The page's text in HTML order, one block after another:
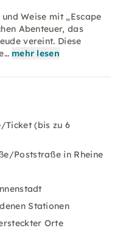
Weise mit „Escape
Abenteuer, das
vereint. Diese
mehr lesen
Ticket (bis zu 6
Poststraße in Rheine
Stationen
Orte